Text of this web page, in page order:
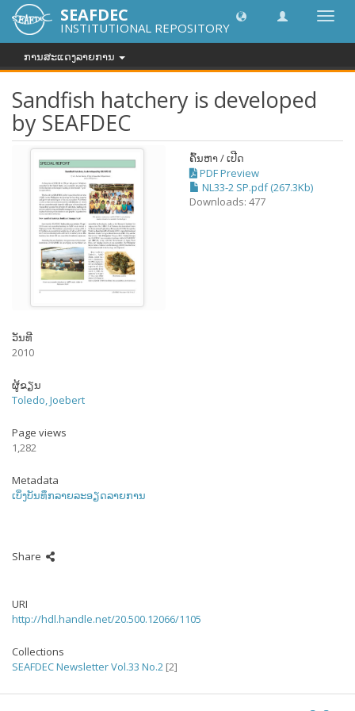
SEAFDEC
INSTITUTIONAL REPOSITORY
ການສະແດງລາຍການ
Sandfish hatchery is developed
by SEAFDEC
ຄົ້ນຫາ / ເປີດ
PDF Preview
NL33-2 SP.pdf (267.3Kb)
Downloads: 477
ວັນທີ
2010
ຜູ້ຂຽນ
Toledo, Joebert
Page views
1,282
Metadata
ເບິ່ງບັນທຶກລາຍລະອຽດລາຍການ
Share
URI
http://hdl.handle.net/20.500.12066/1105
Collections
SEAFDEC Newsletter Vol.33 No.2 [2]